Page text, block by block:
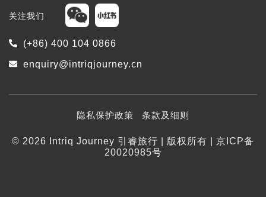
关注我们
(+86) 400 104 0866
enquiry@intriqjourney.cn
隐私保护政策 条款及细则
© 2026 Intriq Journey 引睿旅行 | 版权所有 | 京ICP备
20020985号